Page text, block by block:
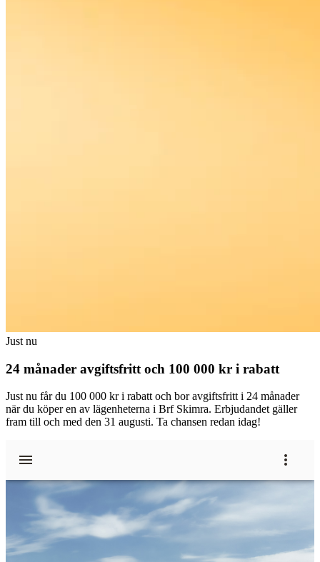
Just nu
24 månader avgiftsfritt och 100 000 kr i rabatt
Just nu får du 100 000 kr i rabatt och bor avgiftsfritt i 24 månader
när du köper en av lägenheterna i Brf Skimra. Erbjudandet gäller
fram till och med den 31 augusti. Ta chansen redan idag!